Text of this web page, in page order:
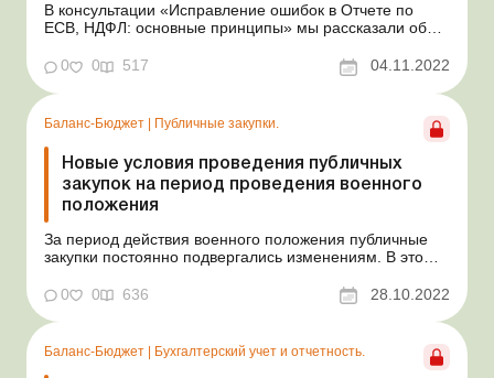
В консультации «Исправление ошибок в Отчете по
ЕСВ, НДФЛ: основные принципы» мы рассказали об
расчете сумм дохода, начисленного (уплаченного) в
пользу налогоплательщиков – физических лиц, и сумм
удержанного из них налога, а также с...
0 0 517 04.11.2022
Баланс-Бюджет | Публичные закупки.
Новые условия проведения публичных
закупок на период проведения военного
положения
За период действия военного положения публичные
закупки постоянно подвергались изменениям. В это
динамично, в краткие сроки и с учетом условий,
диктуемых войной, в частности с обеспечением
защищенности заказчиков от военных угроз на период
действия право...
0 0 636 28.10.2022
Баланс-Бюджет Бухгалтерский учет и отчетность.